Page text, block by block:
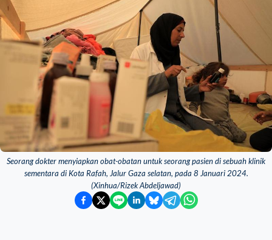
Seorang dokter menyiapkan obat-obatan untuk seorang pasien di sebuah klinik
sementara di Kota Rafah, Jalur Gaza selatan, pada 8 Januari 2024.
(Xinhua/Rizek Abdeljawad)